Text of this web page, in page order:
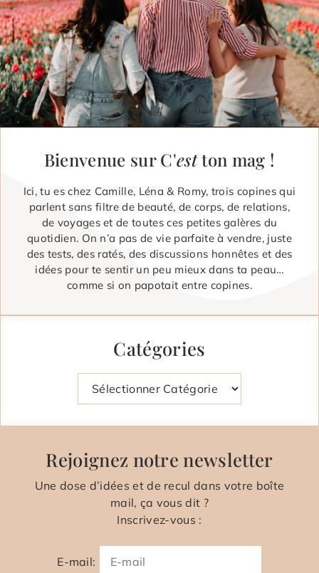
Bienvenue sur C'estton mag !
Ici, tu es chez Camille, Léna & Romy, trois copines qui
parlent sans filtre de beauté, de corps, de relations,
de voyages et de toutes ces petites galères du
quotidien. On n’a pas de vie parfaite à vendre, juste
des tests, des ratés, des discussions honnêtes et des
idées pour te sentir un peu mieux dans ta peau…
comme si on papotait entre copines.
Catégories
Catégories
Rejoignez notre newsletter
Une dose d’idées et de recul dans votre boîte
mail, ça vous dit ?
Inscrivez-vous :
E-mail: